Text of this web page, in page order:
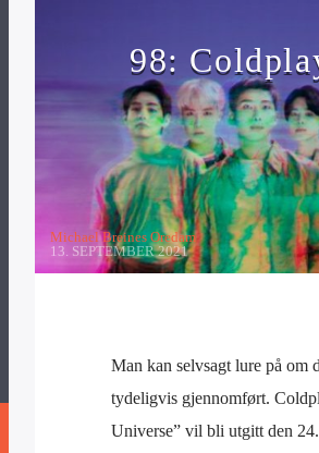
98:
Michael Breines Oredam
13. SEPTEMBER 2021
Man kan selvsagt lure på om
tydeligvis gjennomført.
Universe” vil bli utgitt den